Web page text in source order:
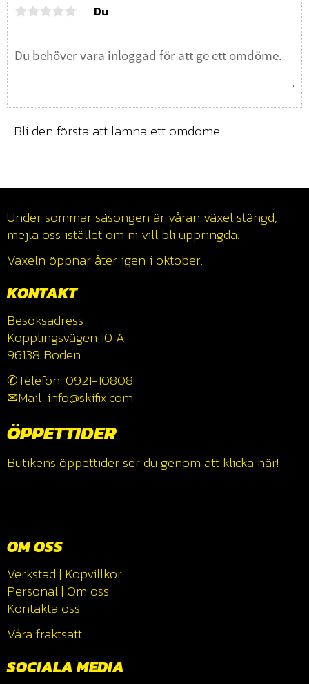
Du
Bli den första att lämna ett omdöme.
Under sommar säsongen är våran växel stängd,
mejla oss istället om ni vill bli uppringda.
Växeln öppnar åter igen i oktober.
KONTAKT
Besöksadress
Kopplingsvägen 10 A
96138 Boden
✆Telefon: 0921-10808
✉Mail: info@skifix.com
ÖPPETTIDER
Butikens öppettider ser du genom att klicka här!
OM OSS
Verkstad | Köpvillkor
Personal| Om oss
Kontakta oss
Våra fraktsätt
SOCIALA MEDIA